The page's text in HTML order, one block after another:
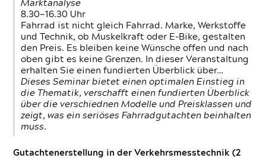
Marktanalyse
8.30—16.30 Uhr
Fahrrad ist nicht gleich Fahrrad. Marke, Werkstoffe
und Technik, ob Muskelkraft oder E-Bike, gestalten
den Preis. Es bleiben keine Wünsche offen und nach
oben gibt es keine Grenzen. In dieser Veranstaltung
erhalten Sie einen fundierten Überblick über…
Dieses Seminar bietet einen optimalen Einstieg in
die Thematik, verschafft einen fundierten Überblick
über die verschiednen Modelle und Preisklassen und
zeigt, was ein seriöses Fahrradgutachten beinhalten
muss.
Gutachtenerstellung in der Verkehrsmesstechnik (2